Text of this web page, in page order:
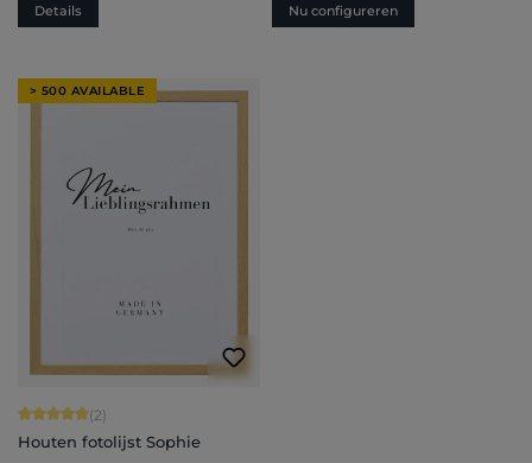
Details Nu configureren
> 500 AVAILABLE
Gemiddelde waardering van 5 van 5 sterren
(2)
Houten fotolijst Sophie